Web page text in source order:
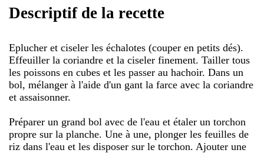
Descriptif de la recette
Eplucher et ciseler les échalotes (couper en petits dés).
Effeuiller la coriandre et la ciseler finement. Tailler tous
les poissons en cubes et les passer au hachoir. Dans un
bol, mélanger à l'aide d'un gant la farce avec la coriandre
et assaisonner.
Préparer un grand bol avec de l'eau et étaler un torchon
propre sur la planche. Une à une, plonger les feuilles de
riz dans l'eau et les disposer sur le torchon. Ajouter une